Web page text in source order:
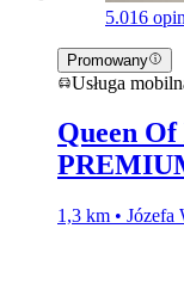
5.016
Promowany
Usługa
Queen
1,3 km •